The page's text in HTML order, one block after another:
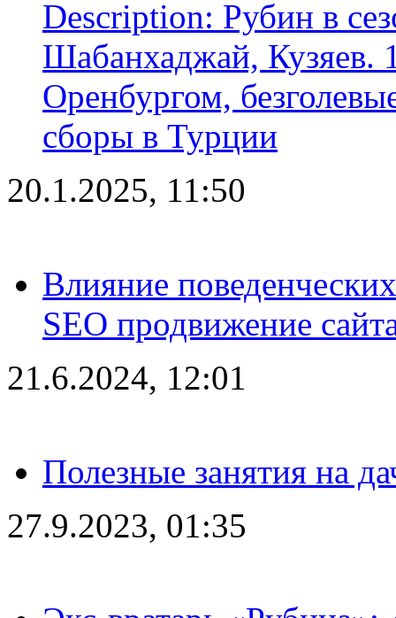
Description: Рубин в
Шабанхаджай, Кузяев.
Оренбургом,
сборы в Турции
20.1.2025, 11:50
Влияние
SEO продвижение
21.6.2024, 12:01
Полезные занятия на
27.9.2023, 01:35